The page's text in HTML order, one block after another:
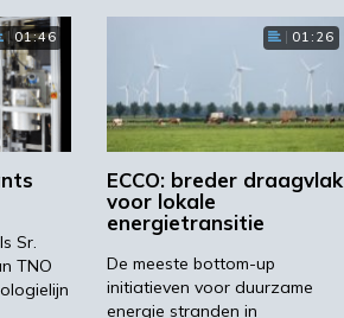
01:46
Sr.
TNO
01:26
ECCO: breder draagvlak
voor lokale
energietransitie
De meeste bottom-up
initiatieven voor duurzame
energie stranden in